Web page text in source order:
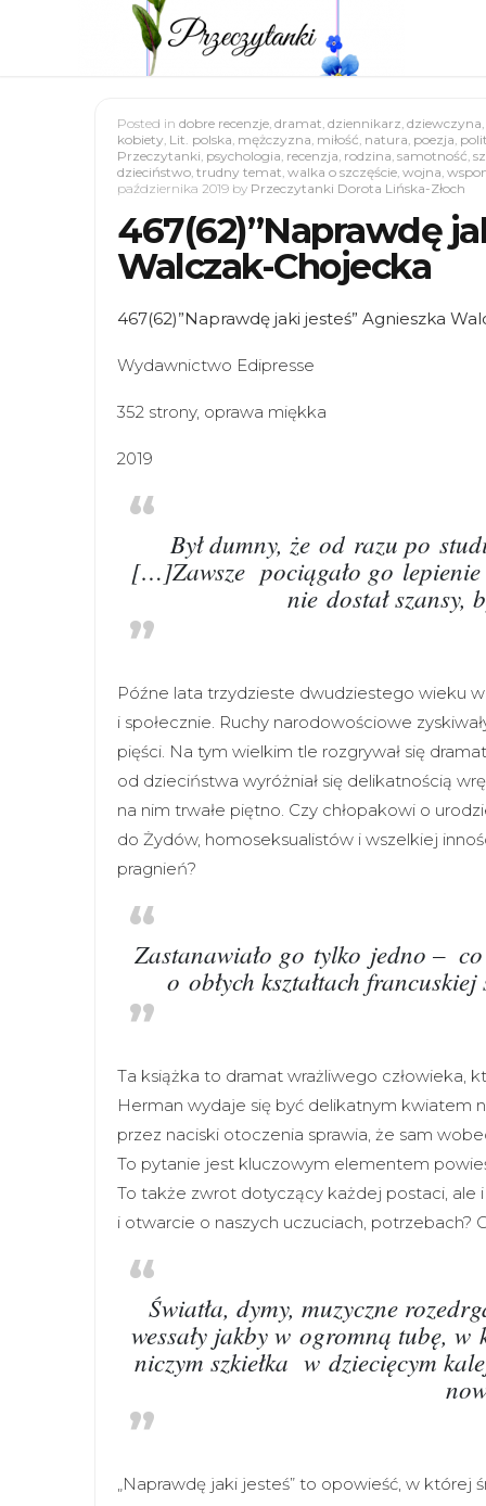
Posted in dobre recenzje, dramat, dziennikarz, dziewczyna,
kobiety, Lit. polska, mężczyzna, miłość, natura, poezja,
Przeczytanki, psychologia, recenzja, rodzina, samotność,
dzieciństwo, trudny temat, walka o szczęście, wojna,
października 2019 by Przeczytanki Dorota Lińska-Złoch
467(62)”Naprawdę
Walczak-Chojecka
467(62)”Naprawdę jaki jesteś” Agnieszka
Wydawnictwo Edipresse
352 strony, oprawa miękka
2019
Był dumny, że od razu po
[…]Zawsze pociągało go lepienie
nie dostał szansy,
Późne lata trzydzieste dwudziestego wieku
i społecznie. Ruchy narodowościowe
pięści. Na tym wielkim tle rozgrywał się
od dzieciństwa wyróżniał się delikatnością
na nim trwałe piętno. Czy chłopakowi o
do Żydów, homoseksualistów i wszelkiej
pragnień?
Zastanawiało go tylko jedno –
o obłych kształtach
Ta książka to dramat wrażliwego człowieka,
Herman wydaje się być delikatnym kwiatem
przez naciski otoczenia sprawia, że sam
To pytanie jest kluczowym elementem
To także zwrot dotyczący każdej postaci, ale
i otwarcie o naszych uczuciach, potrzebach?
Światła, dymy, muzyczne
wessały jakby w ogromną tubę, w
niczym szkiełka w dziecięcym
„Naprawdę jaki jesteś” to opowieść, w której